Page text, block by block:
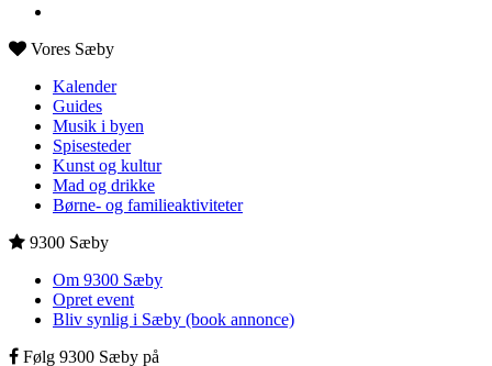
Vores Sæby
Kalender
Guides
Musik i byen
Spisesteder
Kunst og kultur
Mad og drikke
Børne- og familieaktiviteter
9300 Sæby
Om 9300 Sæby
Opret event
Bliv synlig i Sæby (book annonce)
Følg 9300 Sæby på